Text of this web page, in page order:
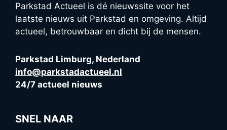
Parkstad Actueel is dé nieuwssite voor het
laatste nieuws uit Parkstad en omgeving. Altijd
actueel, betrouwbaar en dicht bij de mensen.
Parkstad Limburg, Nederland
info@parkstadactueel.nl
24/7 actueel nieuws
SNEL NAAR